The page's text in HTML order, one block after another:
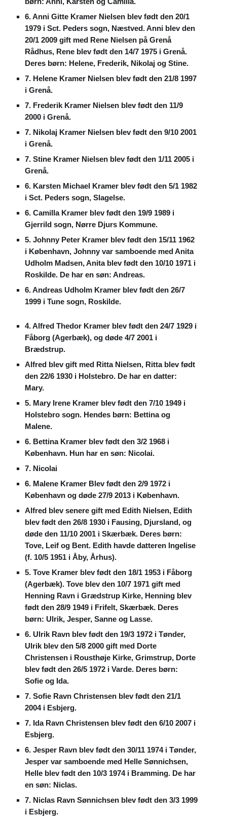
6. Anni Gitte Kramer Nielsen blev født den 20/1
1979 i Sct. Peders sogn, Næstved. Anni blev den
20/1 2009 gift med Rene Nielsen på Grenå
Rådhus, Rene blev født den 14/7 1975 i Grenå.
Deres børn: Helene, Frederik, Nikolaj og Stine.
7. Helene Kramer Nielsen blev født den 21/8 1997
i Grenå.
7. Frederik Kramer Nielsen blev født den 11/9
2000 i Grenå.
7. Nikolaj Kramer Nielsen blev født den 9/10 2001
i Grenå.
7. Stine Kramer Nielsen blev født den 1/11 2005 i
Grenå.
6. Karsten Michael Kramer blev født den 5/1 1982
i Sct. Peders sogn, Slagelse.
6. Camilla Kramer blev født den 19/9 1989 i
Gjerrild sogn, Nørre Djurs Kommune.
5. Johnny Peter Kramer blev født den 15/11 1962
i København, Johnny var samboende med Anita
Udholm Madsen, Anita blev født den 10/10 1971 i
Roskilde. De har en søn: Andreas.
6. Andreas Udholm Kramer blev født den 26/7
1999 i Tune sogn, Roskilde.
4. Alfred Thedor Kramer blev født den 24/7 1929 i
Fåborg (Agerbæk), og døde 4/7 2001 i
Brædstrup.
Alfred blev gift med Ritta Nielsen, Ritta blev født
den 22/6 1930 i Holstebro. De har en datter:
Mary.
5. Mary Irene Kramer blev født den 7/10 1949 i
Holstebro sogn. Hendes børn: Bettina og
Malene.
6. Bettina Kramer blev født den 3/2 1968 i
København. Hun har en søn: Nicolai.
7. Nicolai
6. Malene Kramer Blev født den 2/9 1972 i
København og døde 27/9 2013 i København.
Alfred blev senere gift med Edith Nielsen, Edith
blev født den 26/8 1930 i Fausing, Djursland, og
døde den 11/10 2001 i Skærbæk. Deres børn:
Tove, Leif og Bent. Edith havde datteren Ingelise
(f. 10/5 1951 i Åby, Århus).
5. Tove Kramer blev født den 18/1 1953 i Fåborg
(Agerbæk). Tove blev den 10/7 1971 gift med
Henning Ravn i Grædstrup Kirke, Henning blev
født den 28/9 1949 i Frifelt, Skærbæk. Deres
børn: Ulrik, Jesper, Sanne og Lasse.
6. Ulrik Ravn blev født den 19/3 1972 i Tønder,
Ulrik blev den 5/8 2000 gift med Dorte
Christensen i Rousthøje Kirke, Grimstrup, Dorte
blev født den 26/5 1972 i Varde. Deres børn:
Sofie og Ida.
7. Sofie Ravn Christensen blev født den 21/1
2004 i Esbjerg.
7. Ida Ravn Christensen blev født den 6/10 2007 i
Esbjerg.
6. Jesper Ravn blev født den 30/11 1974 i Tønder,
Jesper var samboende med Helle Sønnichsen,
Helle blev født den 10/3 1974 i Bramming. De har
en søn: Niclas.
7. Niclas Ravn Sønnichsen blev født den 3/3 1999
i Esbjerg.